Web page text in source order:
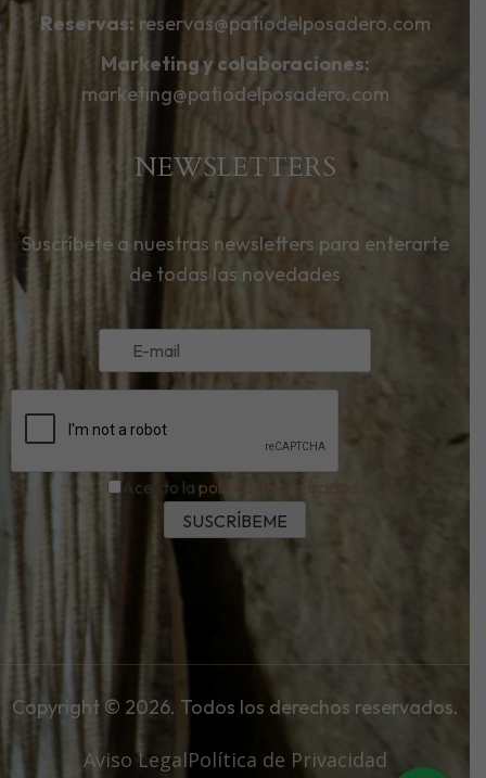
Reservas: reservas@patiodelposadero.com
Marketing y colaboraciones:
marketing@patiodelposadero.com
NEWSLETTERS
Suscríbete a nuestras newsletters para enterarte
de todas las novedades
Acepto la política de privacidad.
Copyright © 2026. Todos los derechos reservados.
Aviso LegalPolítica de Privacidad